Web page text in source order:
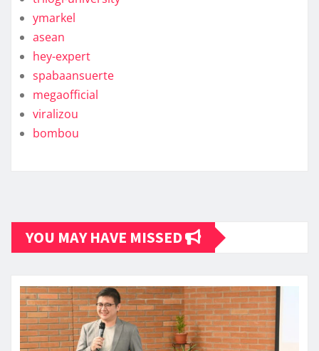
ymarkel
asean
hey-expert
spabaansuerte
megaofficial
viralizou
bombou
YOU MAY HAVE MISSED